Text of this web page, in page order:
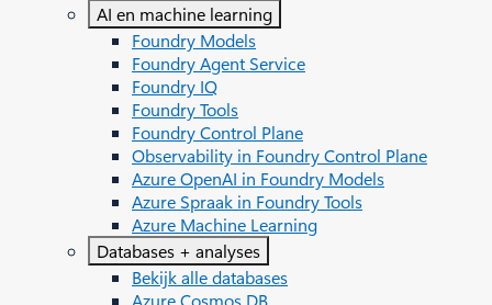
AI en machine learning
Foundry Models
Foundry Agent Service
Foundry IQ
Foundry Tools
Foundry Control Plane
Observability in Foundry Control Plane
Azure OpenAI in Foundry Models
Azure Spraak in Foundry Tools
Azure Machine Learning
Databases + analyses
Bekijk alle databases
Azure Cosmos DB